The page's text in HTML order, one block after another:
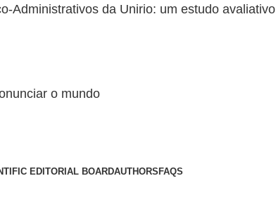
Administrativos da Unirio: um estudo avaliativo
o mundo
EDITORIAL BOARDAUTHORS FAQS